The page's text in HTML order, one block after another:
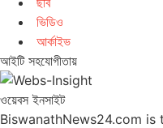
ভিডিও
আর্কাইভ
আইটি সহযোগীতায়
ওয়েবস ইনসাইট
BiswanathNews24.com